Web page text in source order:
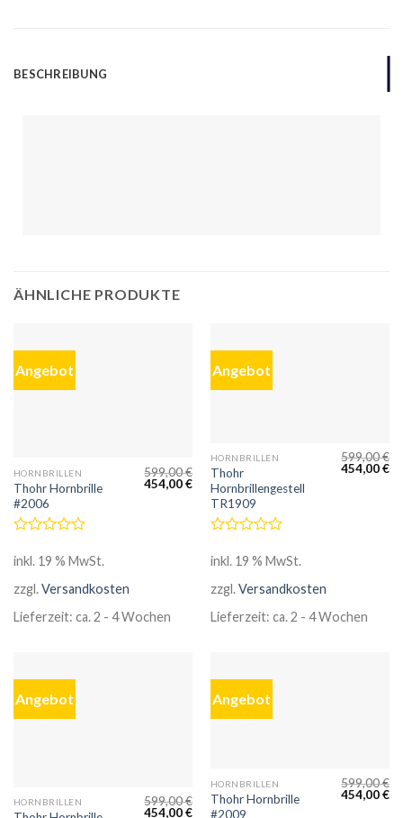
BESCHREIBUNG
ÄHNLICHE PRODUKTE
Angebot
HORNBRILLEN
Thohr Hornbrille
#2006
mit
von
599,00€
454,00€
inkl. 19 % MwSt.
zzgl.Versandkosten
Lieferzeit: ca. 2 - 4 Wochen
Angebot
HORNBRILLEN
Thohr
Hornbrillengestell
TR1909
mit
von
599,00€
454,00€
inkl. 19 % MwSt.
zzgl.Versandkosten
Lieferzeit: ca. 2 - 4 Wochen
Angebot
HORNBRILLEN 599,00€
454,00€
Angebot
HORNBRILLEN
Thohr Hornbrille
#2009
599,00€
454,00€